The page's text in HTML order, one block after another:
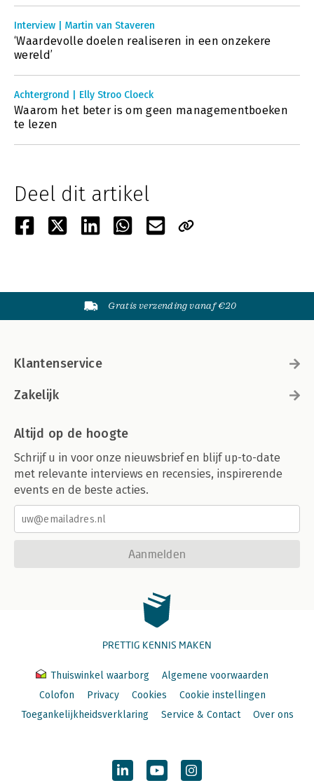
Interview | Martin van Staveren
‘Waardevolle doelen realiseren in een onzekere
wereld’
Achtergrond | Elly Stroo Cloeck
Waarom het beter is om geen managementboeken
te lezen
Deel dit artikel
Gratis verzending vanaf €20
Klantenservice
Zakelijk
Altijd op de hoogte
Schrijf u in voor onze nieuwsbrief en blijf up-to-date
met relevante interviews en recensies, inspirerende
events en de beste acties.
Aanmelden
PRETTIG KENNIS MAKEN
Thuiswinkel waarborg
Algemene voorwaarden
Colofon
Privacy Cookies
Cookie instellingen
Toegankelijkheidsverklaring
Service & Contact Over ons